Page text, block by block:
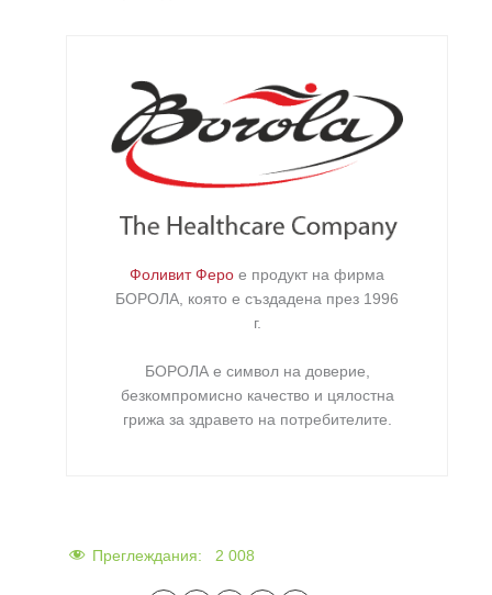
Фоливит Феро е продукт на фирма
БОРОЛА , която е създадена през 1996
г.
БОРОЛА е символ на доверие,
безкомпромисно качество и цялостна
грижа за здравето на потребителите
Преглеждания: 2 008